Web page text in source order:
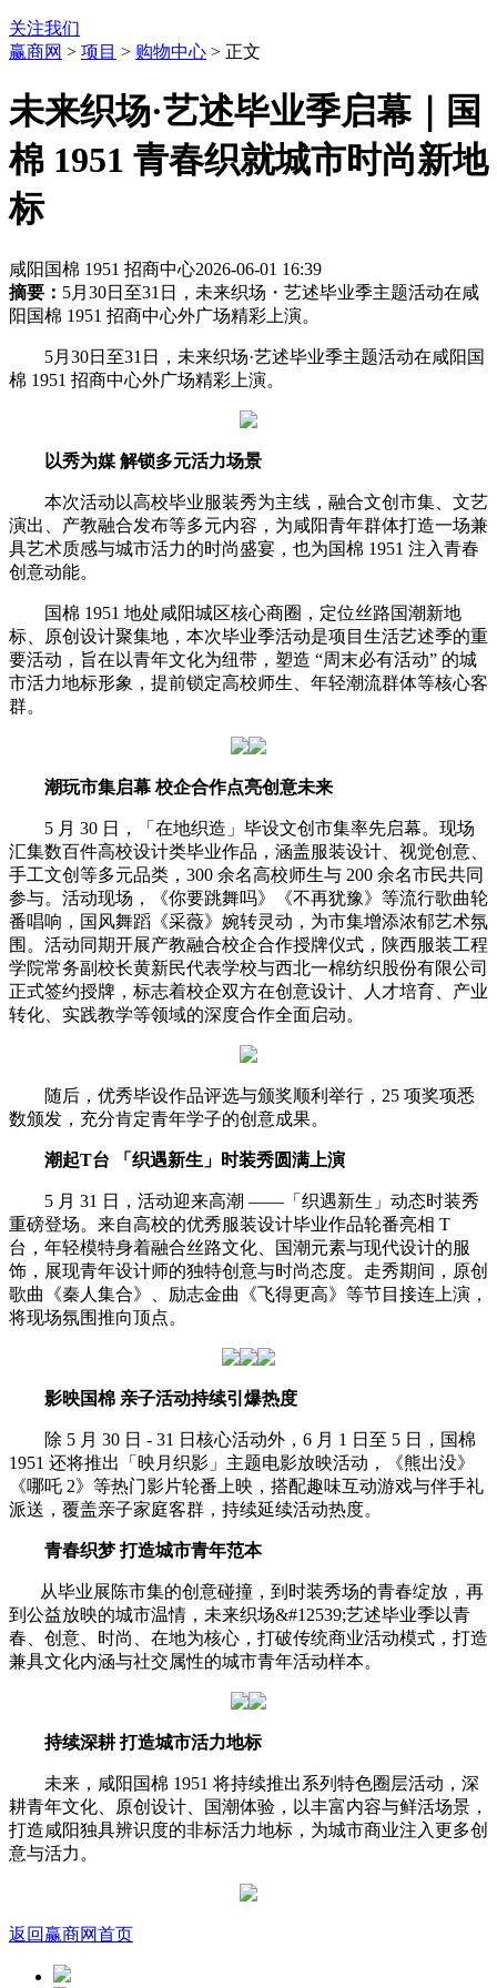
关注我们
赢商网 > 项目 > 购物中心 > 正文
未来织场·艺述毕业季启幕｜国
棉 1951 青春织就城市时尚新地
标
咸阳国棉 1951 招商中心2026-06-01 16:39
摘要： 5月30日至31日，未来织场・艺述毕业季主题活动在咸
阳国棉 1951 招商中心外广场精彩上演。
5月30日至31日，未来织场·艺述毕业季主题活动在咸阳国
棉 1951 招商中心外广场精彩上演。
以秀为媒 解锁多元活力场景
本次活动以高校毕业服装秀为主线，融合文创市集、文艺
演出、产教融合发布等多元内容，为咸阳青年群体打造一场兼
具艺术质感与城市活力的时尚盛宴，也为国棉 1951 注入青春
创意动能。
国棉 1951 地处咸阳城区核心商圈，定位丝路国潮新地
标、原创设计聚集地，本次毕业季活动是项目生活艺述季的重
要活动，旨在以青年文化为纽带，塑造 “周末必有活动” 的城
市活力地标形象，提前锁定高校师生、年轻潮流群体等核心客
群。
潮玩市集启幕 校企合作点亮创意未来
5 月 30 日，「在地织造」毕设文创市集率先启幕。现场
汇集数百件高校设计类毕业作品，涵盖服装设计、视觉创意、
手工文创等多元品类，300 余名高校师生与 200 余名市民共同
参与。活动现场，《你要跳舞吗》《不再犹豫》等流行歌曲轮
番唱响，国风舞蹈《采薇》婉转灵动，为市集增添浓郁艺术氛
围。活动同期开展产教融合校企合作授牌仪式，陕西服装工程
学院常务副校长黄新民代表学校与西北一棉纺织股份有限公司
正式签约授牌，标志着校企双方在创意设计、人才培育、产业
转化、实践教学等领域的深度合作全面启动。
随后，优秀毕设作品评选与颁奖顺利举行，25 项奖项悉
数颁发，充分肯定青年学子的创意成果。
潮起T台 「织遇新生」时装秀圆满上演
5 月 31 日，活动迎来高潮 ——「织遇新生」动态时装秀
重磅登场。来自高校的优秀服装设计毕业作品轮番亮相 T
台，年轻模特身着融合丝路文化、国潮元素与现代设计的服
饰，展现青年设计师的独特创意与时尚态度。走秀期间，原创
歌曲《秦人集合》、励志金曲《飞得更高》等节目接连上演，
将现场氛围推向顶点。
影映国棉 亲子活动持续引爆热度
除 5 月 30 日 - 31 日核心活动外，6 月 1 日至 5 日，国棉
1951 还将推出「映月织影」主题电影放映活动，《熊出没》
《哪吒 2》等热门影片轮番上映，搭配趣味互动游戏与伴手礼
派送，覆盖亲子家庭客群，持续延续活动热度。
青春织梦 打造城市青年范本
从毕业展陈市集的创意碰撞，到时装秀场的青春绽放，再
到公益放映的城市温情，未来织场&#12539;艺述毕业季以青
春、创意、时尚、在地为核心，打破传统商业活动模式，打造
兼具文化内涵与社交属性的城市青年活动样本。
持续深耕 打造城市活力地标
未来，咸阳国棉 1951 将持续推出系列特色圈层活动，深
耕青年文化、原创设计、国潮体验，以丰富内容与鲜活场景，
打造咸阳独具辨识度的非标活力地标，为城市商业注入更多创
意与活力。
返回赢商网首页